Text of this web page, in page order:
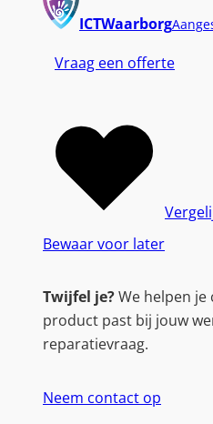
ICTWaarborg
Vraag een offerte
Bewaar voor later
Twijfel je?We helpen
product past bij jouw
reparatievraag.
Neem contact op